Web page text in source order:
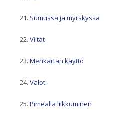
Sumussa ja myrskyssä
Viitat
Merikartan käyttö
Valot
Pimeällä liikkuminen